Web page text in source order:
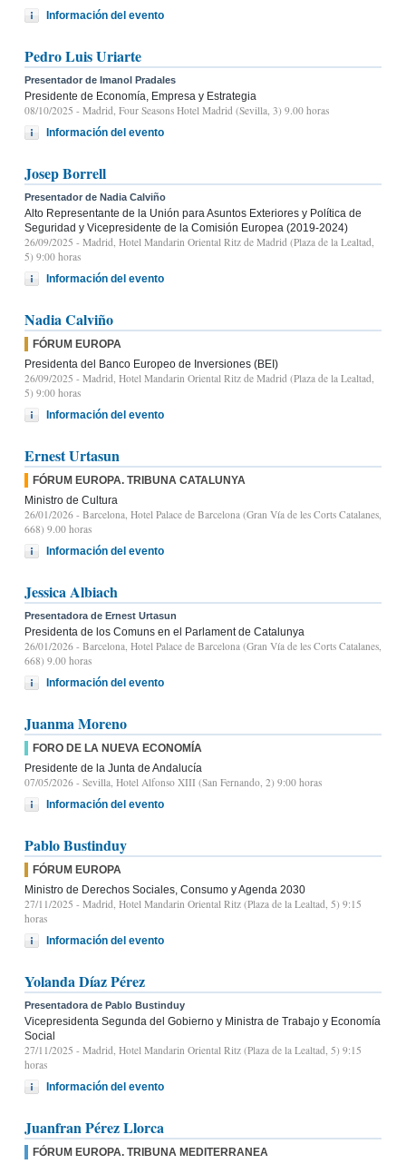
Información del evento
Pedro Luis Uriarte
Presentador de Imanol Pradales
Presidente de Economía, Empresa y Estrategia
08/10/2025 - Madrid, Four Seasons Hotel Madrid (Sevilla, 3) 9.00 horas
Información del evento
Josep Borrell
Presentador de Nadia Calviño
Alto Representante de la Unión para Asuntos Exteriores y Política de
Seguridad y Vicepresidente de la Comisión Europea (2019-2024)
26/09/2025 - Madrid, Hotel Mandarin Oriental Ritz de Madrid (Plaza de la Lealtad,
5) 9:00 horas
Información del evento
Nadia Calviño
FÓRUM EUROPA
Presidenta del Banco Europeo de Inversiones (BEI)
26/09/2025 - Madrid, Hotel Mandarin Oriental Ritz de Madrid (Plaza de la Lealtad,
5) 9:00 horas
Información del evento
Ernest Urtasun
FÓRUM EUROPA. TRIBUNA CATALUNYA
Ministro de Cultura
26/01/2026 - Barcelona, Hotel Palace de Barcelona (Gran Vía de les Corts Catalanes,
668) 9.00 horas
Información del evento
Jessica Albiach
Presentadora de Ernest Urtasun
Presidenta de los Comuns en el Parlament de Catalunya
26/01/2026 - Barcelona, Hotel Palace de Barcelona (Gran Vía de les Corts Catalanes,
668) 9.00 horas
Información del evento
Juanma Moreno
FORO DE LA NUEVA ECONOMÍA
Presidente de la Junta de Andalucía
07/05/2026 - Sevilla, Hotel Alfonso XIII (San Fernando, 2) 9:00 horas
Información del evento
Pablo Bustinduy
FÓRUM EUROPA
Ministro de Derechos Sociales, Consumo y Agenda 2030
27/11/2025 - Madrid, Hotel Mandarin Oriental Ritz (Plaza de la Lealtad, 5) 9:15
horas
Información del evento
Yolanda Díaz Pérez
Presentadora de Pablo Bustinduy
Vicepresidenta Segunda del Gobierno y Ministra de Trabajo y Economía
Social
27/11/2025 - Madrid, Hotel Mandarin Oriental Ritz (Plaza de la Lealtad, 5) 9:15
horas
Información del evento
Juanfran Pérez Llorca
FÓRUM EUROPA. TRIBUNA MEDITERRANEA